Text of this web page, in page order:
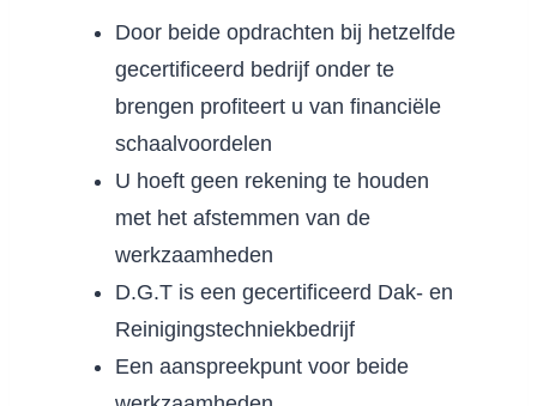
Door beide opdrachten bij hetzelfde
gecertificeerd bedrijf onder te
brengen profiteert u van financiële
schaalvoordelen
U hoeft geen rekening te houden
met het afstemmen van de
werkzaamheden
D.G.T is een gecertificeerd Dak- en
Reinigingstechniekbedrijf
Een aanspreekpunt voor beide